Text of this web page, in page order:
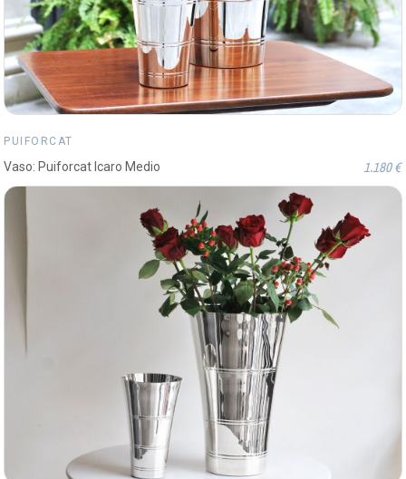
PUIFORCAT
Vaso: Puiforcat Icaro Medio 1.180 €